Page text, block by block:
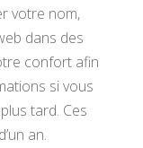
votre nom,
dans des
confort afin
si vous
tard. Ces
an.